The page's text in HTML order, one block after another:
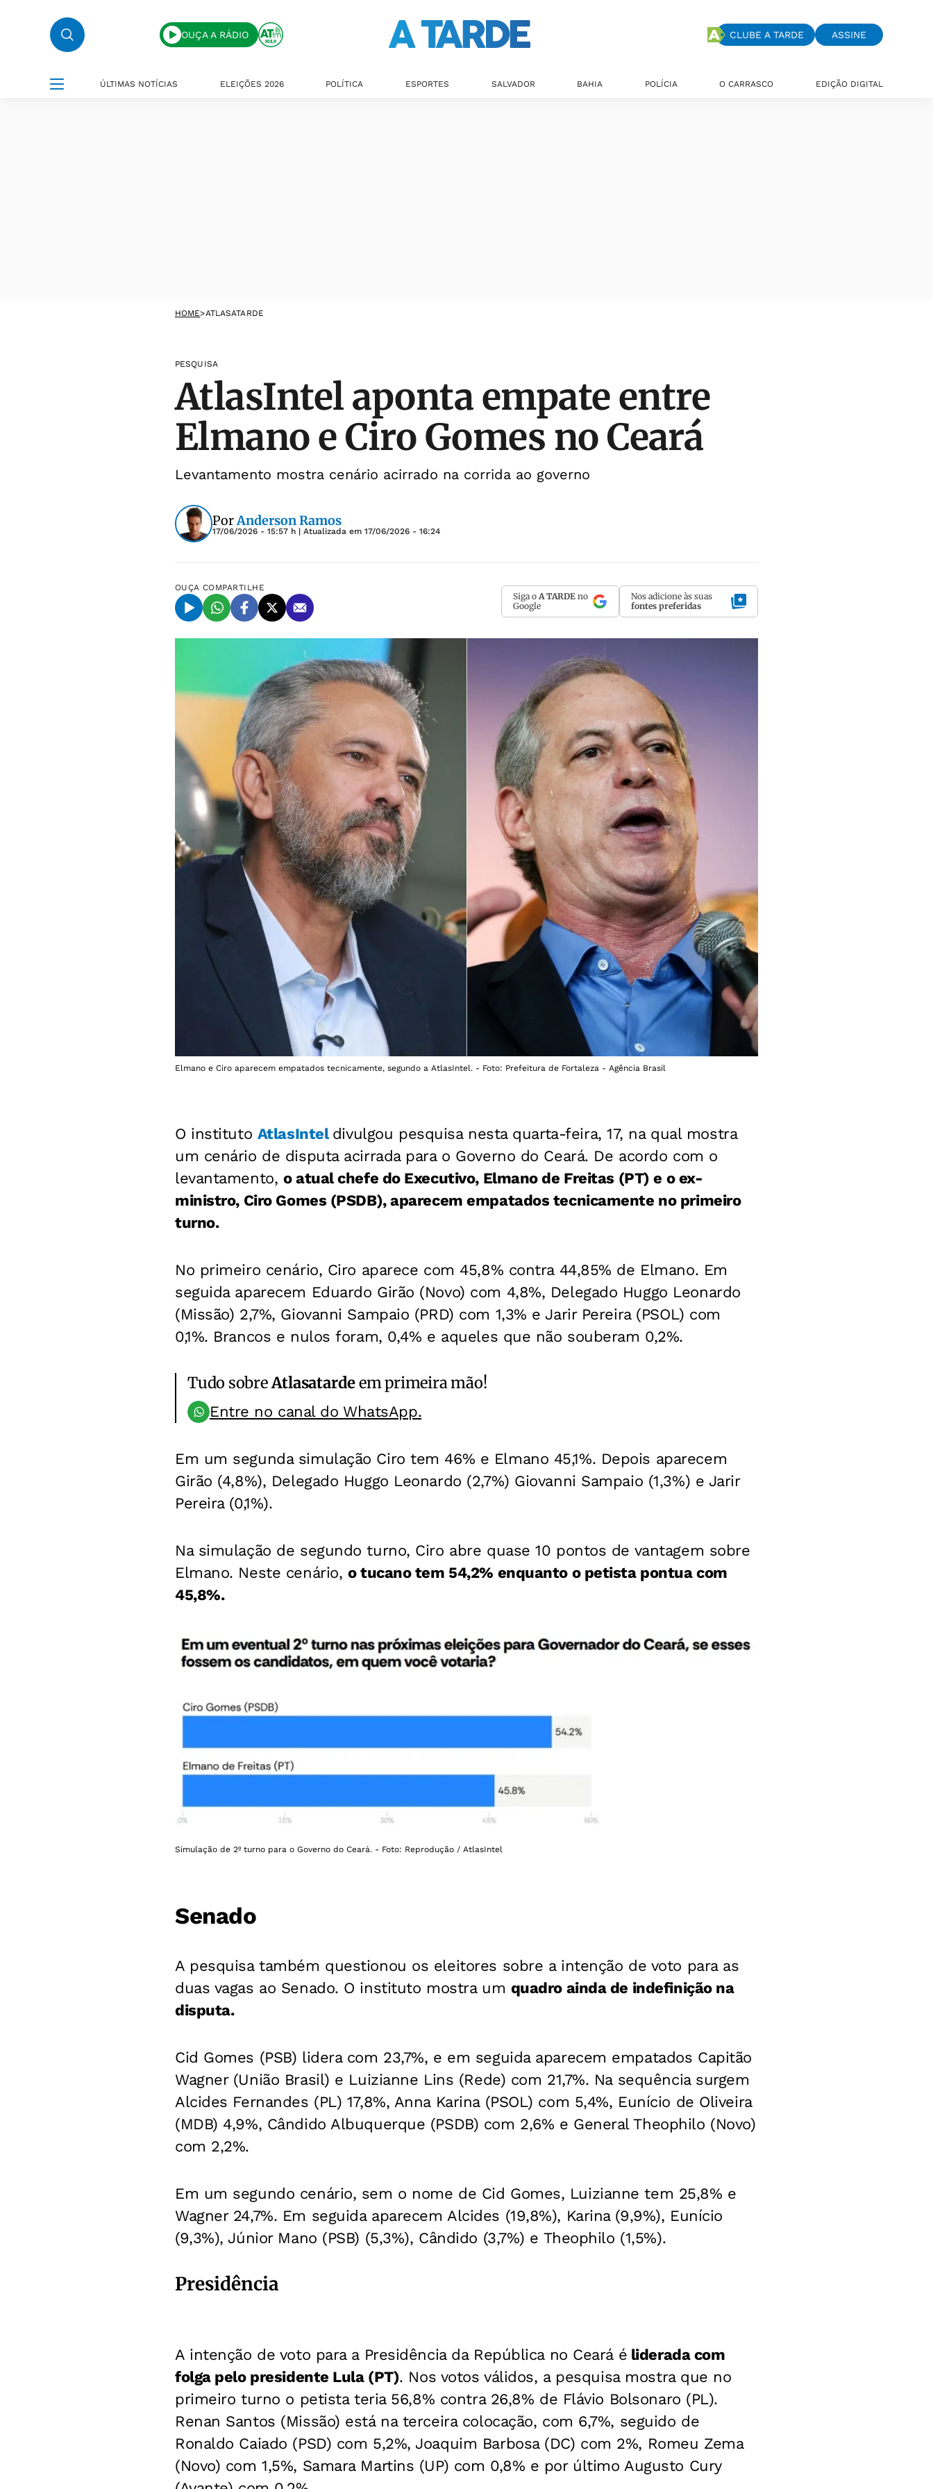
OUÇA A RÁDIO CLUBE A TARDE ASSINE
ÚLTIMAS NOTÍCIAS ELEIÇÕES 2026 POLÍTICA ESPORTES SALVADOR BAHIA POLÍCIA O CARRASCO EDIÇÃO DIGITAL
HOME>ATLASATARDE
PESQUISA
AtlasIntel aponta empate entre
Elmano e Ciro Gomes no Ceará
Levantamento mostra cenário acirrado na corrida ao governo
PorAnderson Ramos
17/06/2026 - 15:57 h | Atualizada em 17/06/2026 - 16:24
OUÇA COMPARTILHE
Siga o A TARDE no
Google
Nos adicione às suas
fontes preferidas
Elmano e Ciro aparecem empatados tecnicamente, segundo a AtlasIntel. - Foto: Prefeitura de Fortaleza - Agência Brasil
O instituto AtlasIntel divulgou pesquisa nesta quarta-feira, 17, na qual mostra
um cenário de disputa acirrada para o Governo do Ceará. De acordo com o
levantamento, o atual chefe do Executivo, Elmano de Freitas (PT) e o ex-
ministro, Ciro Gomes (PSDB), aparecem empatados tecnicamente no primeiro
turno.
No primeiro cenário, Ciro aparece com 45,8% contra 44,85% de Elmano. Em
seguida aparecem Eduardo Girão (Novo) com 4,8%, Delegado Huggo Leonardo
(Missão) 2,7%, Giovanni Sampaio (PRD) com 1,3% e Jarir Pereira (PSOL) com
0,1%. Brancos e nulos foram, 0,4% e aqueles que não souberam 0,2%.
Tudo sobreAtlasatardeem primeira mão!
Entre no canal do WhatsApp.
Em um segunda simulação Ciro tem 46% e Elmano 45,1%. Depois aparecem
Girão (4,8%), Delegado Huggo Leonardo (2,7%) Giovanni Sampaio (1,3%) e Jarir
Pereira (0,1%).
Na simulação de segundo turno, Ciro abre quase 10 pontos de vantagem sobre
Elmano. Neste cenário, o tucano tem 54,2% enquanto o petista pontua com
45,8%.
Simulação de 2º turno para o Governo do Ceará. - Foto: Reprodução / AtlasIntel
Senado
A pesquisa também questionou os eleitores sobre a intenção de voto para as
duas vagas ao Senado. O instituto mostra um quadro ainda de indefinição na
disputa.
Cid Gomes (PSB) lidera com 23,7%, e em seguida aparecem empatados Capitão
Wagner (União Brasil) e Luizianne Lins (Rede) com 21,7%. Na sequência surgem
Alcides Fernandes (PL) 17,8%, Anna Karina (PSOL) com 5,4%, Eunício de Oliveira
(MDB) 4,9%, Cândido Albuquerque (PSDB) com 2,6% e General Theophilo (Novo)
com 2,2%.
Em um segundo cenário, sem o nome de Cid Gomes, Luizianne tem 25,8% e
Wagner 24,7%. Em seguida aparecem Alcides (19,8%), Karina (9,9%), Eunício
(9,3%), Júnior Mano (PSB) (5,3%), Cândido (3,7%) e Theophilo (1,5%).
Presidência
A intenção de voto para a Presidência da República no Ceará é liderada com
folga pelo presidente Lula (PT). Nos votos válidos, a pesquisa mostra que no
primeiro turno o petista teria 56,8% contra 26,8% de Flávio Bolsonaro (PL).
Renan Santos (Missão) está na terceira colocação, com 6,7%, seguido de
Ronaldo Caiado (PSD) com 5,2%, Joaquim Barbosa (DC) com 2%, Romeu Zema
(Novo) com 1,5%, Samara Martins (UP) com 0,8% e por último Augusto Cury